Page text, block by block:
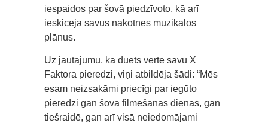
iespaidos par šovā piedzīvoto, kā arī
ieskicēja savus nākotnes muzikālos
plānus.
Uz jautājumu, kā duets vērtē savu X
Faktora pieredzi, viņi atbildēja šādi: “Mēs
esam neizsakāmi priecīgi par iegūto
pieredzi gan šova filmēšanas dienās, gan
tiešraidē, gan arī visā neiedomājami